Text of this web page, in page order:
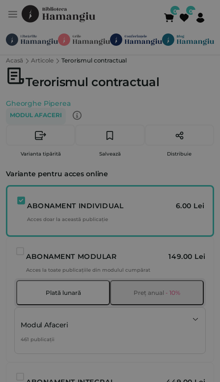
Module Publicații Abonamente
Suport Contact Newsletter 021 336 01 25
Acasă Articole Terorismul contractual
Terorismul contractual
Gheorghe Piperea
MODUL AFACERI
Varianta tipărită Salvează Distribuie
Variante pentru acces online
ABONAMENT INDIVIDUAL 6.00 Lei
Acces doar la această publicație
ABONAMENT MODULAR 149.00 Lei
Acces la toate publicațiile din modulul cumpărat
Plată lunară Preț anual - 10%
Modul Afaceri
461 publicații